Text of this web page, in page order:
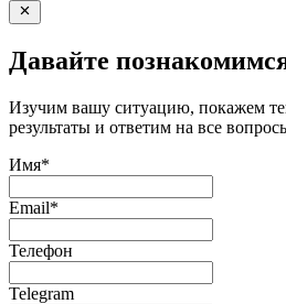
Давайте
Изучим вашу ситуацию, покажем
результаты и ответим на все
Имя*
Email*
Телефон
Telegram